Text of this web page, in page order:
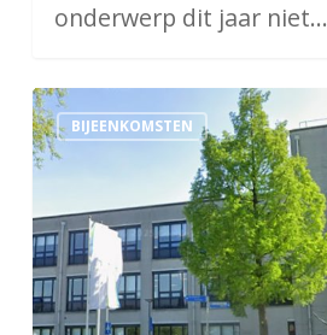
onderwerp dit jaar niet…
Meierijstad:
Inkoop
&
Aanbestedingen
BIJEENKOMSTEN